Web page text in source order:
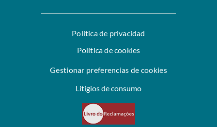
Política de privacidad
Política de cookies
Gestionar preferencias de cookies
Litigios de consumo